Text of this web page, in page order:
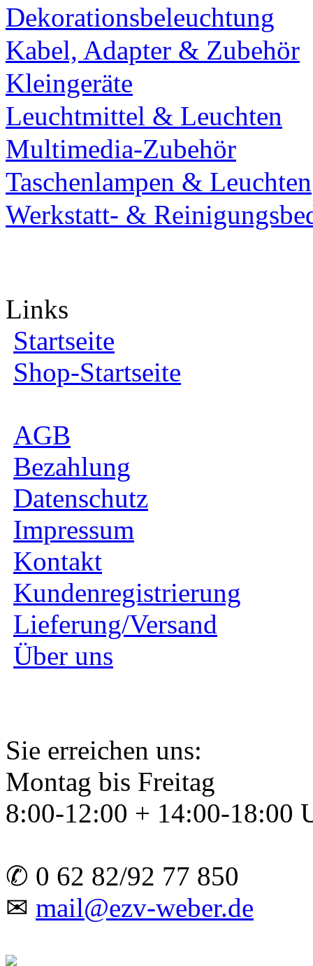
Dekorationsbeleuchtung
Kabel, Adapter & Zubehör
Kleingeräte
Leuchtmittel & Leuchten
Multimedia-Zubehör
Taschenlampen & Leuchten
Werkstatt- &
Links
Startseite
Shop-Startseite
AGB
Bezahlung
Datenschutz
Impressum
Kontakt
Kundenregistrierung
Lieferung/Versand
Über uns
Sie erreichen uns:
Montag bis Freitag
8:00-12:00 + 14:00-18:00
✆ 0 62 82/92 77 850
✉ mail@ezv-weber.de